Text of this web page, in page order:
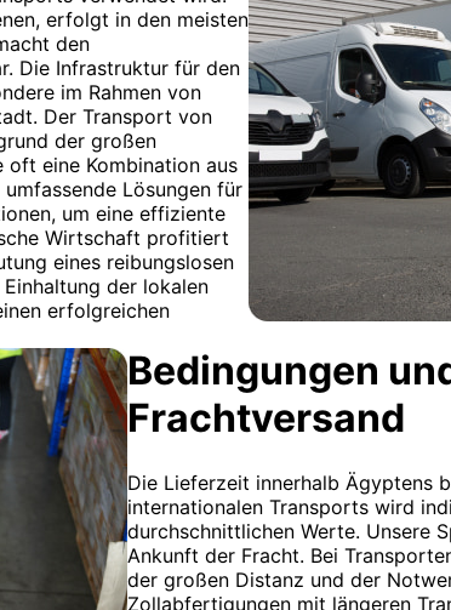
erfolgt in den meisten
den
Die Infrastruktur für den
im Rahmen von
Der Transport von
der großen
oft eine Kombination aus
Lösungen für
um eine effiziente
Wirtschaft profitiert
eines reibungslosen
der lokalen
erfolgreichen
Bedingungen
Frachtversand
Die Lieferzeit innerhalb Ägyptens
internationalen Transports wird
durchschnittlichen Werte. Unsere
Ankunft der Fracht. Bei
der großen Distanz und der
Zollabfertigungen mit längeren